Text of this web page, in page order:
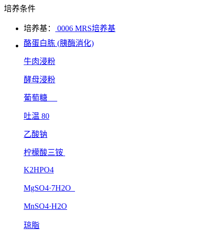
培养条件
培养基：
0006 MRS培养基
酪蛋白胨 (胰酶消化)
牛肉浸粉
酵母浸粉
葡萄糖
吐温 80
乙酸钠
柠檬酸三铵
K2HPO4
MgSO4·7H2O
MnSO4·H2O
琼脂